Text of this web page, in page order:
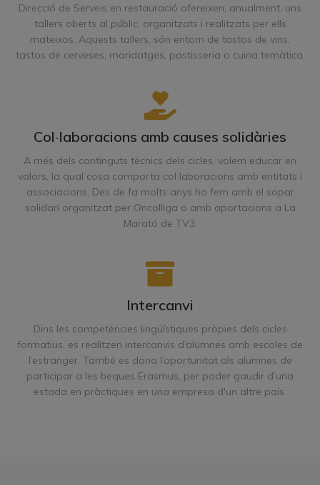
Direcció de Serveis en restauració ofereixen, anualment, uns
tallers oberts al públic, organitzats i realitzats per ells
mateixos. Aquests tallers, són entorn de tastos de vins,
tastos de cerveses, maridatges, pastisseria o cuina temàtica.
Col·laboracions amb causes solidàries
A més dels continguts tècnics dels cicles, volem educar en
valors, la qual cosa comporta col·laboracions amb entitats i
associacions. Des de fa molts anys ho fem amb el sopar
solidari organitzat per Oncolliga o amb aportacions a La
Marató de TV3.
Intercanvi
Dins les competències lingüístiques pròpies dels cicles
formatius, es realitzen intercanvis d’alumnes amb escoles de
l’estranger. També es dona l’oportunitat als alumnes de
participar a les beques Erasmus, per poder gaudir d’una
estada en pràctiques en una empresa d'un altre país.